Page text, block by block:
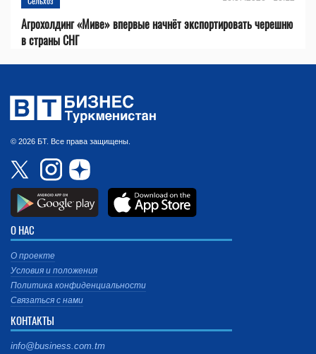
Агрохолдинг «Миве» впервые начнёт экспортировать черешню
в страны СНГ
© 2026 БТ. Все права защищены.
О НАС
О проекте
Условия и положения
Политика конфиденциальности
Связаться с нами
КОНТАКТЫ
info@business.com.tm